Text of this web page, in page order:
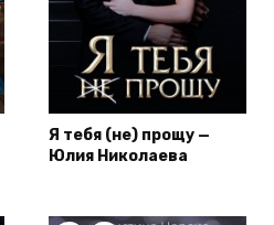
Я тебя (не) прощу —
Юлия Николаева